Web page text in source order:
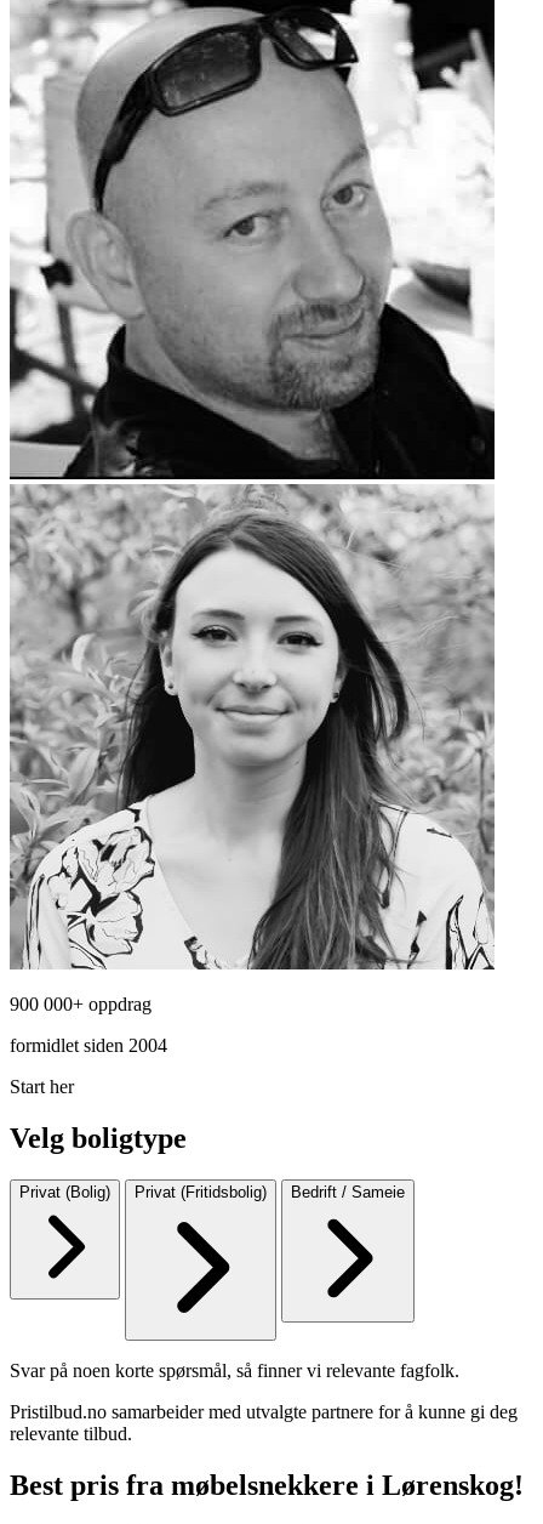
900 000+ oppdrag
formidlet siden 2004
Start her
Velg boligtype
Privat (Bolig) Privat (Fritidsbolig) Bedrift / Sameie
Svar på noen korte spørsmål, så finner vi relevante fagfolk.
Pristilbud.no samarbeider med utvalgte partnere for å kunne gi deg
relevante tilbud.
Best pris fra møbelsnekkere i Lørenskog!